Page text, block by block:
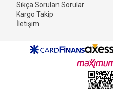
Sıkça Sorulan Sorular
Kargo Takip
İletişim